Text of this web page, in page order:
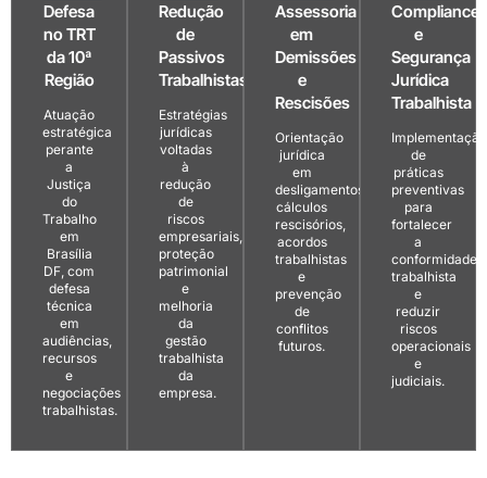
Defesa
no TRT
da 10ª
Região
Atuação
estratégica
perante
a
Justiça
do
Trabalho
em
Brasília
DF, com
defesa
técnica
em
audiências,
recursos
e
negociações
trabalhistas.
Redução
de
Passivos
Trabalhistas
Estratégias
jurídicas
voltadas
à
redução
de
riscos
empresariais,
proteção
patrimonial
e
melhoria
da
gestão
trabalhista
da
empresa.
Assessoria
em
Demissões
e
Rescisões
Orientação
jurídica
em
desligamentos,
cálculos
rescisórios,
acordos
trabalhistas
e
prevenção
de
conflitos
futuros.
Compliance
e
Segurança
Jurídica
Trabalhista
Implementação
de
práticas
preventivas
para
fortalecer
a
conformidade
trabalhista
e
reduzir
riscos
operacionais
e
judiciais.